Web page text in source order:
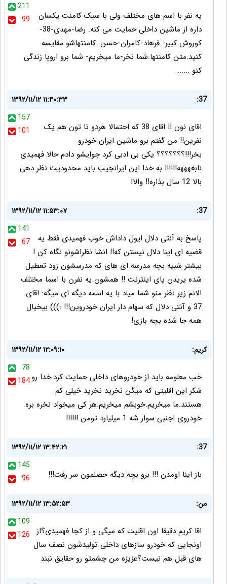
211
99
یه نفر با اسم های مختلف ولی با سبک کامنت یکسان
داره از ماشین داخلی حمایت می کنه. رضا-مهدی-38-
کوروش کبیر- فرهاد-کامران-حسن. کامنتهاشو مقایسه
کنید.متن کامنتها:شما نخر-ما میخریم- شما برو اروپا زندگی
کنو ......
37:
۱۳۹۲/۱۱/۱۲ ۱۱:۴۰:۳۳
157
101
اقای نون !! اقای 38 که احتمالا هردو تا تون هم یک
نفرین!! من گفتم برو ماشین ایران خودرو
بخر!!!؟؟؟؟؟؟؟ یکی بی ادبی کرد جوایشو دادم حالا فهمیدی
نابغهههه!!!!!! به خدا این ایرانجیب باید محدودیت نظر دهی
بالا 12 سال بذاره!! والا!
37:
۱۳۹۲/۱۱/۱۲ ۱۱:۵۳:۰۷
141
67
پاسخ به آنتی دلال ایول داداش خوب فهمیدی فقط یه
قضیه ای اینا دلال نیستن که!! انشا نظراشونو نگاه کن !
بیشتر شبیه بچه مدرسه ای های که مدرسشون زود تعطیل
شده پریدن پای اینترنت !! همشون یه نفرن با اسما مختلف
الانم زیر نظر منو شما میاد با یه اسمه دیگه ای میگه: اقای
37 و آنتی دلال که سهام دار ایران خودروین!!! :))) بیخیال
همه جا شده بچه بازی!
کریم:
۱۳۹۲/۱۱/۱۲ ۱۲:۰۹:۱۰
78
184خب معلومه باید از خودروهای داخلی حمایت کرد.خدا رو
شکر این اقلیتی که میگن نخرید نخرید خیلی کم
هستند.ما میخریم.خوبشم میخریم.هر کی میخواد نخره بره
خودروی اجنبی سوار شه 1 میلیارد تومن !!!!!!
37:
۱۳۹۲/۱۱/۱۲ ۱۳:۴۲:۲۱
145
96
باز اینا اومدن !!! برو بچه دیگه حصلمون سر رفت!!!
من:
۱۳۹۲/۱۱/۱۲ ۱۳:۵۲:۵۳
109
126
اقا کریم دقیقا اون اقلیت که میگی و از کجا فهمیدی؟از
اونجایی که خودرو سازهای داخلی تولیدشون نصف سال
های قبل هم نیست؟عزیزه من چشمتو رو حقایق نبند